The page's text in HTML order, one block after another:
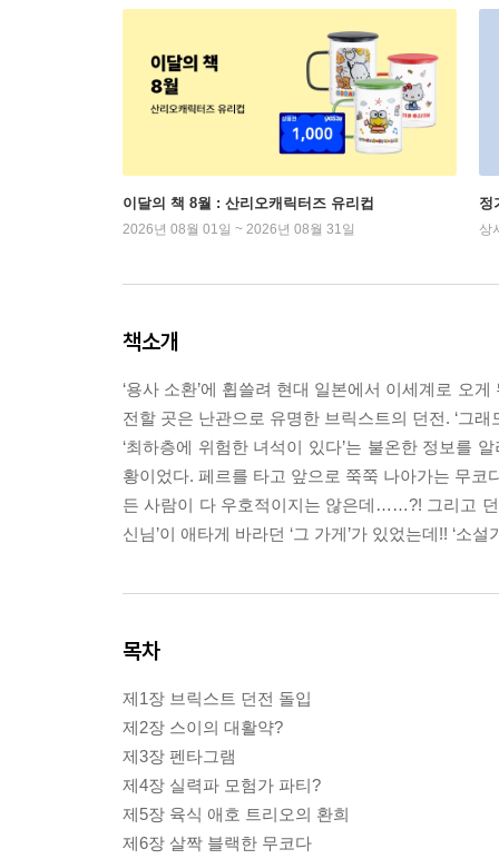
이달의 책 8월 : 산리오캐릭터즈 유리컵
2026년 08월 01일 ~ 2026년 08월 31일
정
상
책소개
‘용사 소환’에 휩쓸려 현대 일본에서 이세계로 오
전할 곳은 난관으로 유명한 브릭스트의 던전. ‘그
‘최하층에 위험한 녀석이 있다’는 불온한 정보를
황이었다. 페르를 타고 앞으로 쭉쭉 나아가는 무
든 사람이 다 우호적이지는 않은데……?! 그리고
신님’이 애타게 바라던 ‘그 가게’가 있었는데!! ‘소
목차
제1장 브릭스트 던전 돌입
제2장 스이의 대활약?
제3장 펜타그램
제4장 실력파 모험가 파티?
제5장 육식 애호 트리오의 환희
제6장 살짝 블랙한 무코다